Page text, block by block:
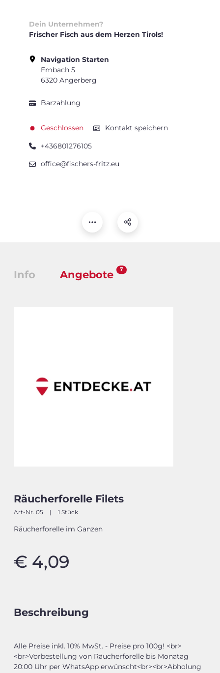
Dein Unternehmen?
Frischer Fisch aus dem Herzen Tirols!
Navigation Starten
Embach 5
6320 Angerberg
Barzahlung
Geschlossen Kontakt speichern
+436801276105
office@fischers-fritz.eu
Info Angebote 7
Räucherforelle Filets
Art-Nr. 05 | 1 Stück
Räucherforelle im Ganzen
€ 4,09
Beschreibung
Alle Preise inkl. 10% MwSt. - Preise pro 100g! <br>
<br>Vorbestellung von Räucherforelle bis Monatag
20:00 Uhr per WhatsApp erwünscht<br><br>Abholung